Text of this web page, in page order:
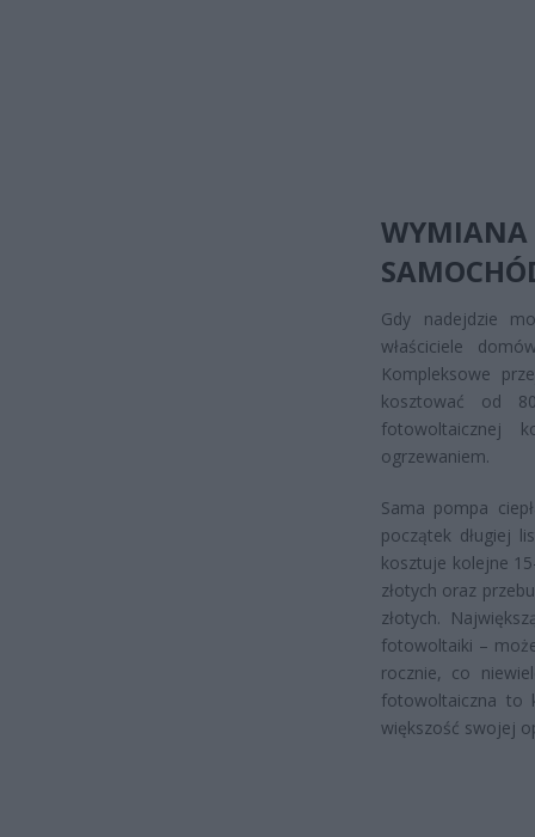
WYMIANA
Gdy nadejdzie
właściciele
Kompleksowe
kosztować od
fotowoltaicznej
ogrzewaniem.
Sama pompa
początek długiej
kosztuje kolejne
złotych oraz
złotych.
fotowoltaiki –
rocznie, co
fotowoltaiczna to
większość swojej